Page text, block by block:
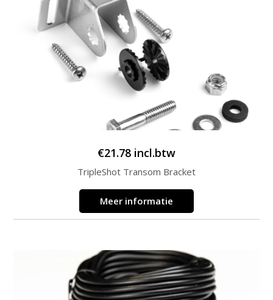
€21.78 incl.btw
TripleShot Transom Bracket
Meer informatie